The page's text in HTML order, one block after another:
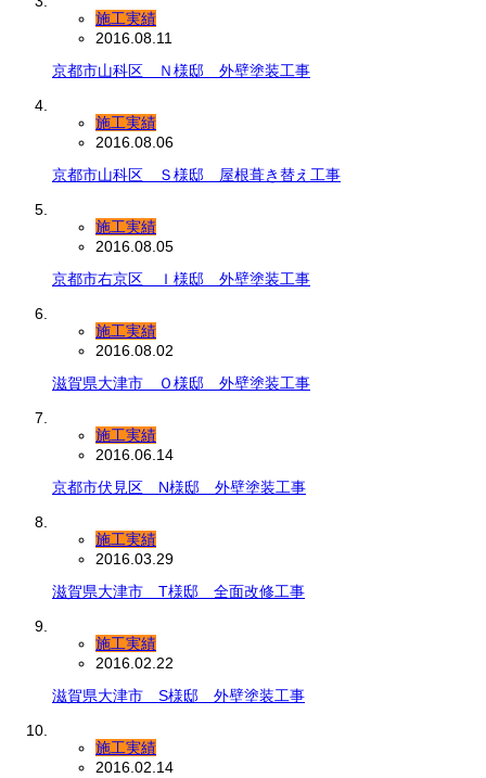
施工実績
2016.08.11
京都市山科区 Ｎ様邸 外壁塗装工事
施工実績
2016.08.06
京都市山科区 Ｓ様邸 屋根葺き替え工事
施工実績
2016.08.05
京都市右京区 Ｉ様邸 外壁塗装工事
施工実績
2016.08.02
滋賀県大津市 Ｏ様邸 外壁塗装工事
施工実績
2016.06.14
京都市伏見区 N様邸 外壁塗装工事
施工実績
2016.03.29
滋賀県大津市 T様邸 全面改修工事
施工実績
2016.02.22
滋賀県大津市 S様邸 外壁塗装工事
施工実績
2016.02.14